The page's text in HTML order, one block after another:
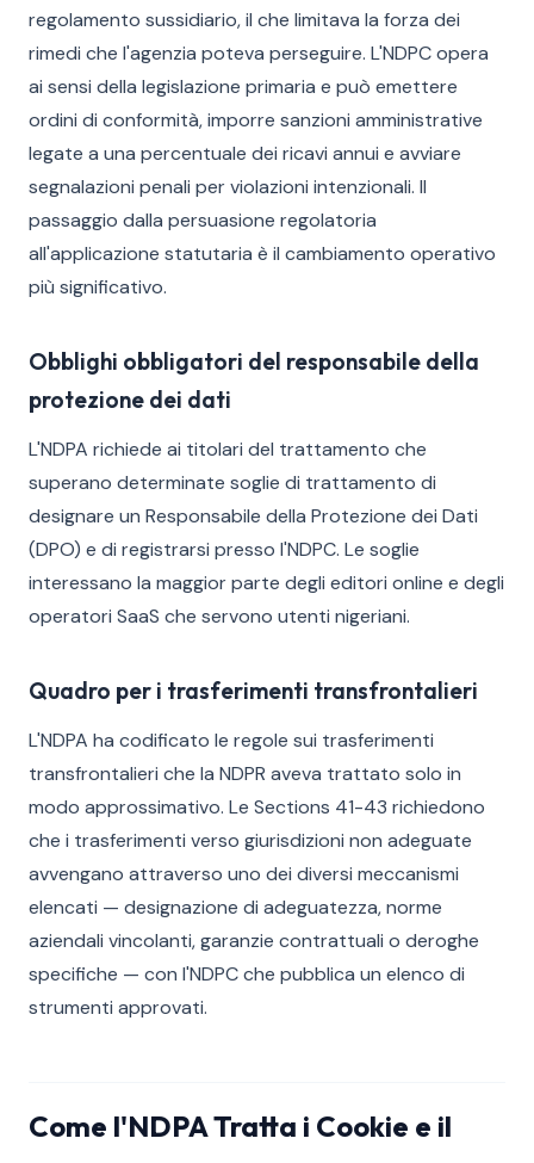
regolamento sussidiario, il che limitava la forza dei
rimedi che l'agenzia poteva perseguire. L'NDPC opera
ai sensi della legislazione primaria e può emettere
ordini di conformità, imporre sanzioni amministrative
legate a una percentuale dei ricavi annui e avviare
segnalazioni penali per violazioni intenzionali. Il
passaggio dalla persuasione regolatoria
all'applicazione statutaria è il cambiamento operativo
più significativo.
Obblighi obbligatori del responsabile della
protezione dei dati
L'NDPA richiede ai titolari del trattamento che
superano determinate soglie di trattamento di
designare un Responsabile della Protezione dei Dati
(DPO) e di registrarsi presso l'NDPC. Le soglie
interessano la maggior parte degli editori online e degli
operatori SaaS che servono utenti nigeriani.
Quadro per i trasferimenti transfrontalieri
L'NDPA ha codificato le regole sui trasferimenti
transfrontalieri che la NDPR aveva trattato solo in
modo approssimativo. Le Sections 41-43 richiedono
che i trasferimenti verso giurisdizioni non adeguate
avvengano attraverso uno dei diversi meccanismi
elencati — designazione di adeguatezza, norme
aziendali vincolanti, garanzie contrattuali o deroghe
specifiche — con l'NDPC che pubblica un elenco di
strumenti approvati.
Come l'NDPA Tratta i Cookie e il